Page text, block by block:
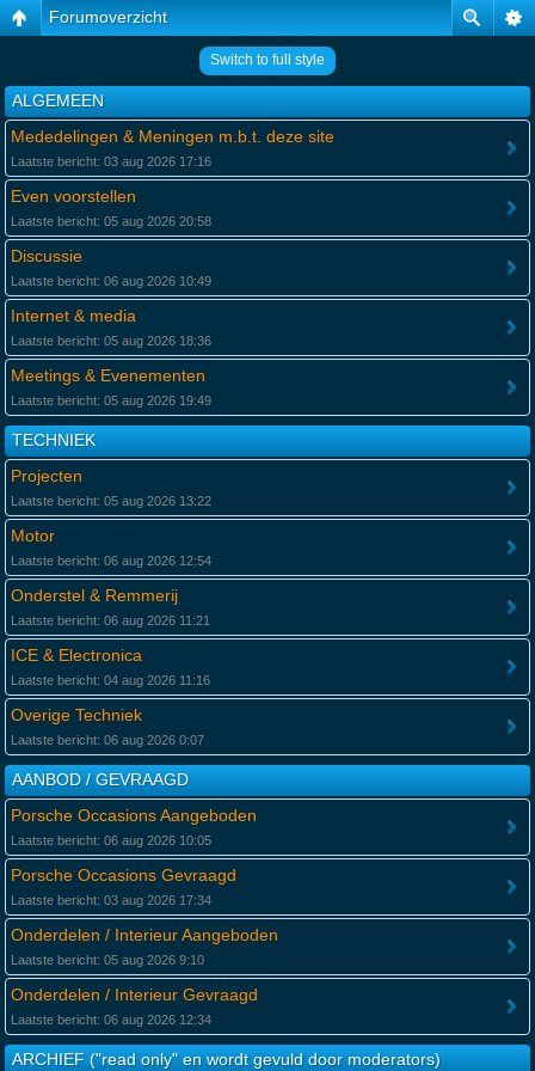
Forumoverzicht
Switch to full style
ALGEMEEN
Mededelingen & Meningen m.b.t. deze site
Laatste bericht: 03 aug 2026 17:16
Even voorstellen
Laatste bericht: 05 aug 2026 20:58
Discussie
Laatste bericht: 06 aug 2026 10:49
Internet & media
Laatste bericht: 05 aug 2026 18:36
Meetings & Evenementen
Laatste bericht: 05 aug 2026 19:49
TECHNIEK
Projecten
Laatste bericht: 05 aug 2026 13:22
Motor
Laatste bericht: 06 aug 2026 12:54
Onderstel & Remmerij
Laatste bericht: 06 aug 2026 11:21
ICE & Electronica
Laatste bericht: 04 aug 2026 11:16
Overige Techniek
Laatste bericht: 06 aug 2026 0:07
AANBOD / GEVRAAGD
Porsche Occasions Aangeboden
Laatste bericht: 06 aug 2026 10:05
Porsche Occasions Gevraagd
Laatste bericht: 03 aug 2026 17:34
Onderdelen / Interieur Aangeboden
Laatste bericht: 05 aug 2026 9:10
Onderdelen / Interieur Gevraagd
Laatste bericht: 06 aug 2026 12:34
ARCHIEF ("read only" en wordt gevuld door moderators)